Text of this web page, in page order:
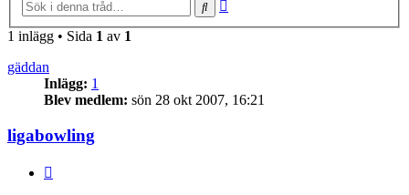
Sök
1 inlägg • Sida 1 av 1
gäddan
Inlägg: 1
Blev medlem: sön 28 okt 2007, 16:21
ligabowling